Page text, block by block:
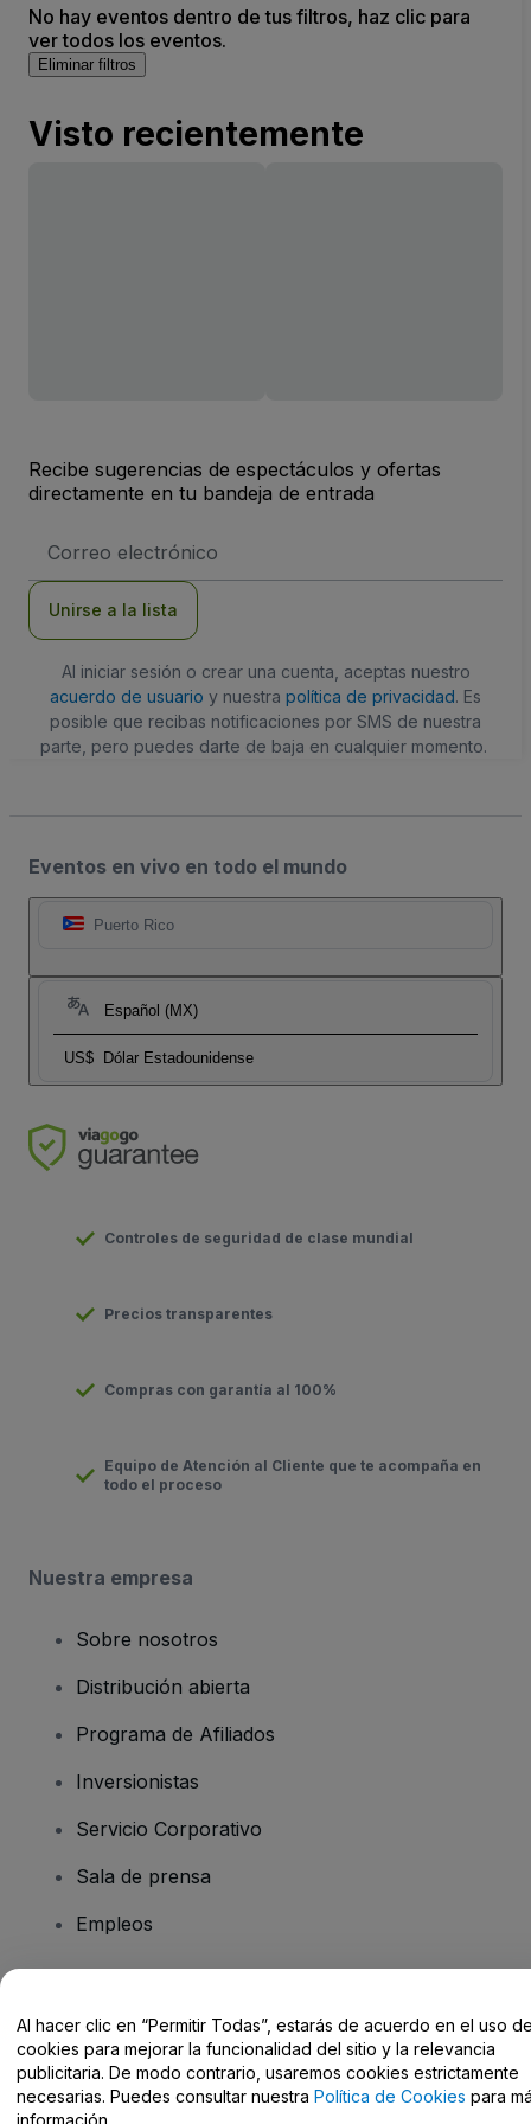
No hay eventos dentro de tus filtros, haz clic para
ver todos los eventos.
Eliminar filtros
Visto recientemente
Recibe sugerencias de espectáculos y ofertas
directamente en tu bandeja de entrada
de
Unirse a la lista
Al iniciar sesión o crear una cuenta, aceptas nuestro
acuerdo de usuario y nuestra política de privacidad. Es
posible que recibas notificaciones por SMS de nuestra
parte, pero puedes darte de baja en cualquier momento.
Eventos en vivo en todo el mundo
Puerto Rico
Español (MX)
US$ Dólar Estadounidense
Controles de seguridad de clase mundial
Precios transparentes
Compras con garantía al 100%
Equipo de Atención al Cliente que te acompaña en
todo el proceso
Nuestra empresa
Sobre nosotros
Distribución abierta
Programa de Afiliados
Inversionistas
Servicio Corporativo
Sala de prensa
Empleos
Centro de Ayuda / Contacto
Al hacer clic en “Permitir Todas”, estarás de acuerdo en el uso
cookies para mejorar la funcionalidad del sitio y la relevancia
publicitaria. De modo contrario, usaremos cookies estrictamente
necesarias. Puedes consultar nuestra Política de Cookies para
información.